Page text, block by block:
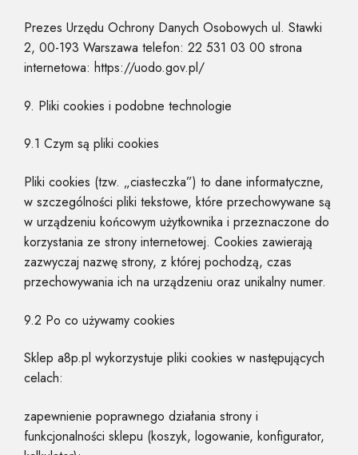
Prezes Urzędu Ochrony Danych Osobowych ul. Stawki
2, 00-193 Warszawa telefon: 22 531 03 00 strona
internetowa: https://uodo.gov.pl/
9. Pliki cookies i podobne technologie
9.1 Czym są pliki cookies
Pliki cookies (tzw. „ciasteczka”) to dane informatyczne,
w szczególności pliki tekstowe, które przechowywane są
w urządzeniu końcowym użytkownika i przeznaczone do
korzystania ze strony internetowej. Cookies zawierają
zazwyczaj nazwę strony, z której pochodzą, czas
przechowywania ich na urządzeniu oraz unikalny numer.
9.2 Po co używamy cookies
Sklep a8p.pl wykorzystuje pliki cookies w następujących
celach:
zapewnienie poprawnego działania strony i
funkcjonalności sklepu (koszyk, logowanie, konfigurator,